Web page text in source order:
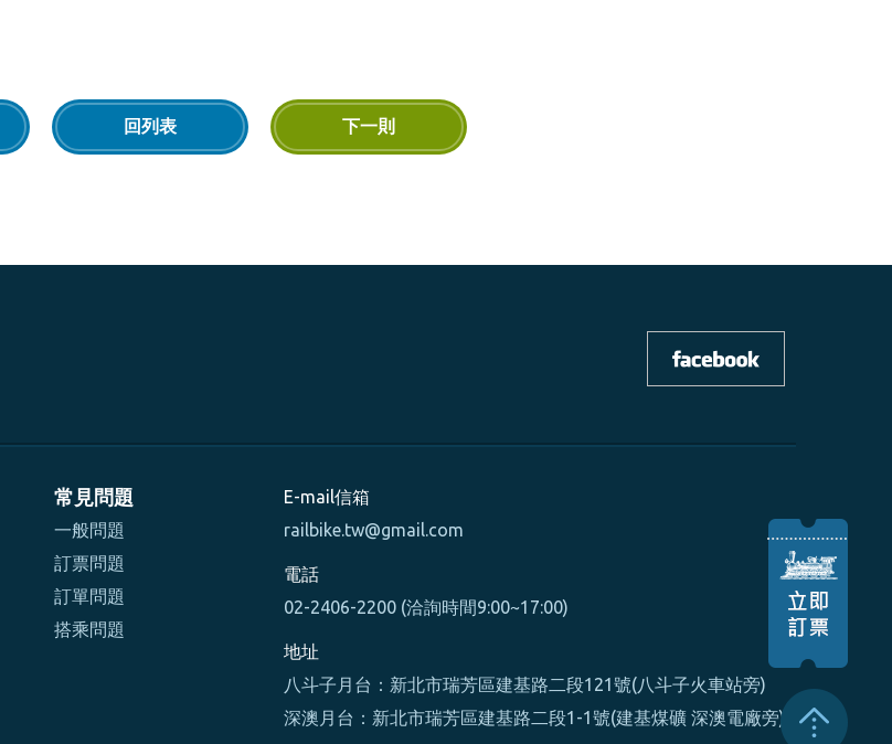
回列表 下一則
常見問題
一般問題
訂票問題
訂單問題
搭乘問題
E-mail信箱
railbike.tw@gmail.com
電話
02-2406-2200 (洽詢時間9:00~17:00)
地址
八斗子月台：新北市瑞芳區建基路二段121號(八斗子火車站旁)
深澳月台：新北市瑞芳區建基路二段1-1號(建基煤礦 深澳電廠旁)